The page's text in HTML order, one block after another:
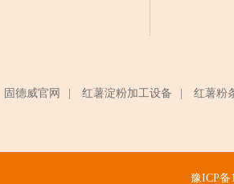
固德威官网 红薯淀粉加工设备 红薯粉
豫ICP备